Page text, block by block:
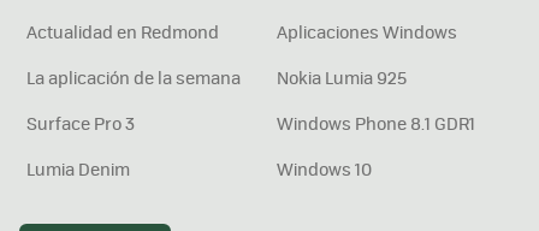
Actualidad en Redmond
Aplicaciones Windows
La aplicación de la semana
Nokia Lumia 925
Surface Pro 3
Windows Phone 8.1 GDR1
Lumia Denim
Windows 10